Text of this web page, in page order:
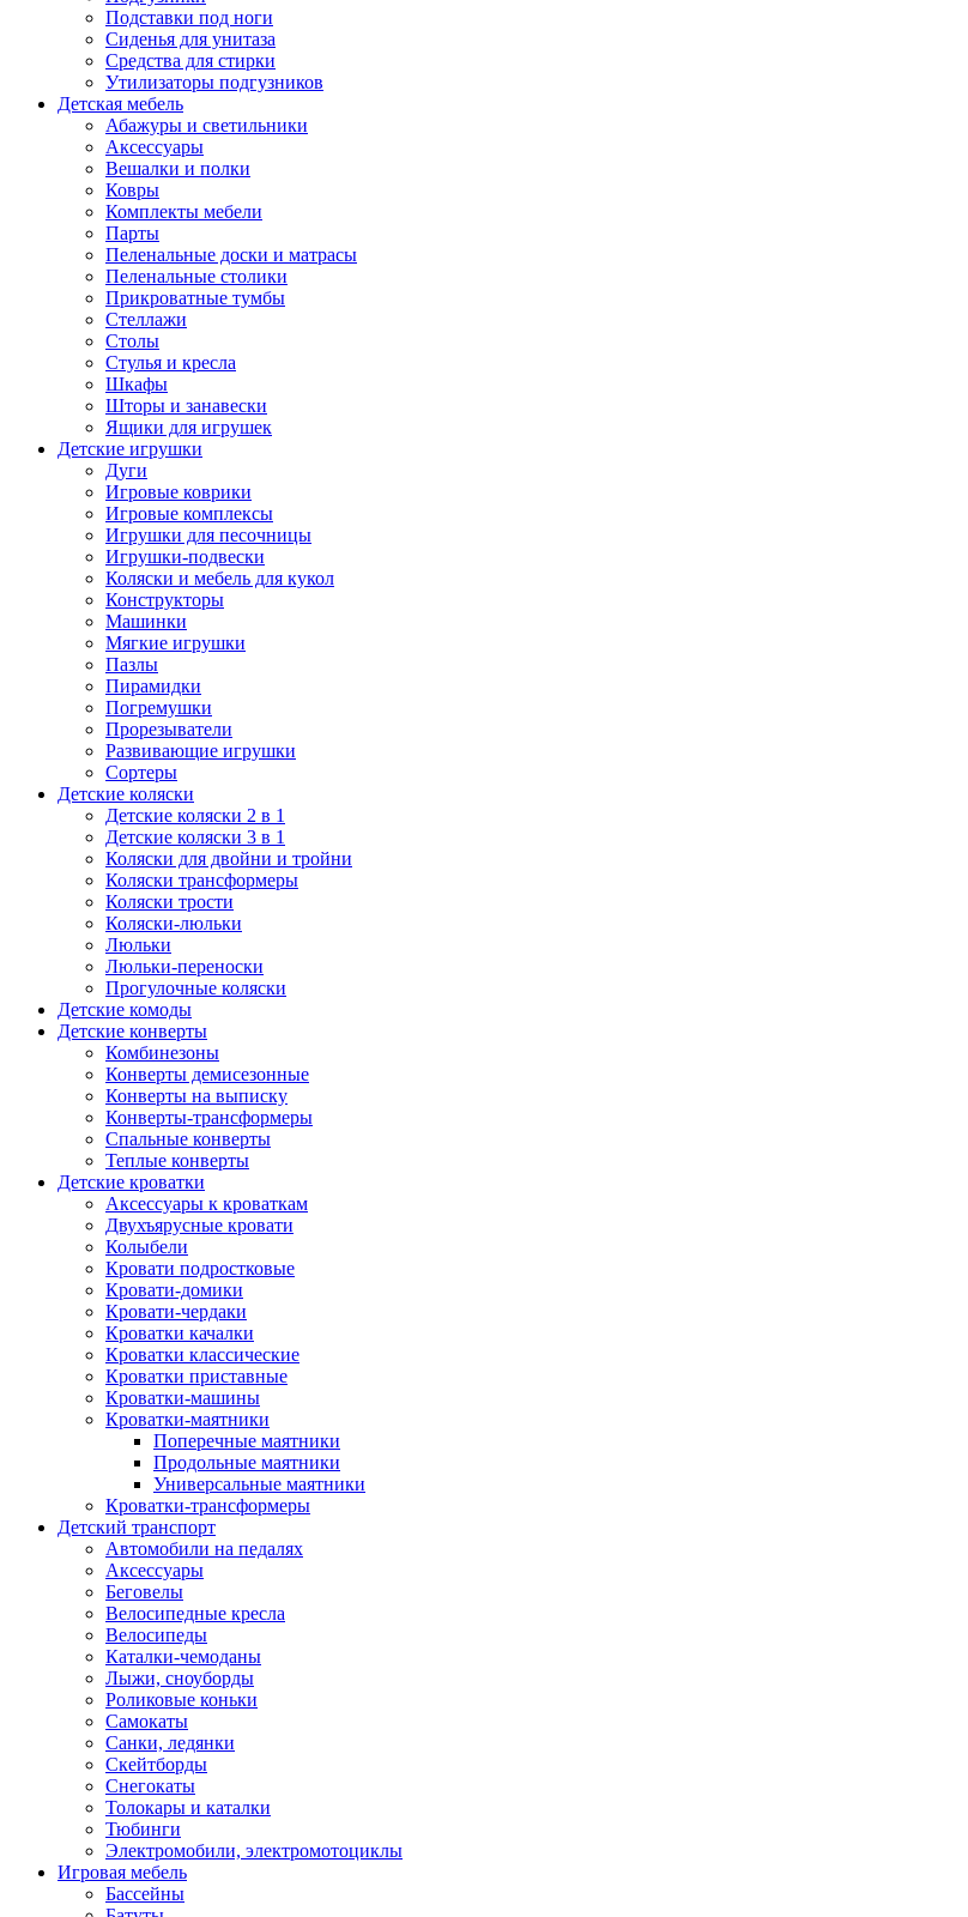
Подставки под ноги
Сиденья для унитаза
Средства для стирки
Утилизаторы подгузников
Детская мебель
Абажуры и светильники
Аксессуары
Вешалки и полки
Ковры
Комплекты мебели
Парты
Пеленальные доски и матрасы
Пеленальные столики
Прикроватные тумбы
Стеллажи
Столы
Стулья и кресла
Шкафы
Шторы и занавески
Ящики для игрушек
Детские игрушки
Дуги
Игровые коврики
Игровые комплексы
Игрушки для песочницы
Игрушки-подвески
Коляски и мебель для кукол
Конструкторы
Машинки
Мягкие игрушки
Пазлы
Пирамидки
Погремушки
Прорезыватели
Развивающие игрушки
Сортеры
Детские коляски
Детские коляски 2 в 1
Детские коляски 3 в 1
Коляски для двойни и тройни
Коляски трансформеры
Коляски трости
Коляски-люльки
Люльки
Люльки-переноски
Прогулочные коляски
Детские комоды
Детские конверты
Комбинезоны
Конверты демисезонные
Конверты на выписку
Конверты-трансформеры
Спальные конверты
Теплые конверты
Детские кроватки
Аксессуары к кроваткам
Двухъярусные кровати
Колыбели
Кровати подростковые
Кровати-домики
Кровати-чердаки
Кроватки качалки
Кроватки классические
Кроватки приставные
Кроватки-машины
Кроватки-маятники
Поперечные маятники
Продольные маятники
Универсальные маятники
Кроватки-трансформеры
Детский транспорт
Автомобили на педалях
Аксессуары
Беговелы
Велосипедные кресла
Велосипеды
Каталки-чемоданы
Лыжи, сноуборды
Роликовые коньки
Самокаты
Санки, ледянки
Скейтборды
Снегокаты
Толокары и каталки
Тюбинги
Электромобили, электромотоциклы
Игровая мебель
Бассейны